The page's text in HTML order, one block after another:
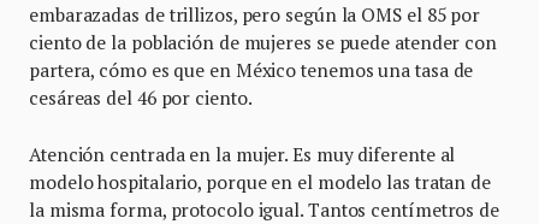
embarazadas de trillizos, pero según la OMS el 85 por
ciento de la población de mujeres se puede atender con
partera, cómo es que en México tenemos una tasa de
cesáreas del 46 por ciento.
Atención centrada en la mujer. Es muy diferente al
modelo hospitalario, porque en el modelo las tratan de
la misma forma, protocolo igual. Tantos centímetros de